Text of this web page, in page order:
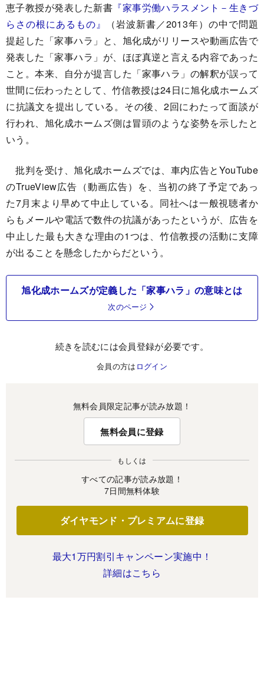
恵子教授が発表した新書 『家事労働ハラスメント－生きづ
らさの根にあるもの』
（岩波新書／2013年）の中で問題
提起した「家事ハラ」と、旭化成がリリースや動画広告で
発表した「家事ハラ」が、ほぼ真逆と言える内容であった
こと。本来、自分が提言した「家事ハラ」の解釈が誤って
世間に伝わったとして、竹信教授は24日に旭化成ホームズ
に抗議文を提出している。その後、2回にわたって面談が
行われ、旭化成ホームズ側は冒頭のような姿勢を示したと
いう。
批判を受け、旭化成ホームズでは、車内広告とYouTube
のTrueView広告（動画広告）を、当初の終了予定であっ
た7月末より早めて中止している。同社へは一般視聴者か
らもメールや電話で数件の抗議があったというが、広告を
中止した最も大きな理由の1つは、竹信教授の活動に支障
が出ることを懸念したからだという。
旭化成ホームズが定義した「家事ハラ」の意味とは
次のページ
続きを読むには会員登録が必要です。
会員の方は ログイン
無料会員限定記事が読み放題！
無料会員に登録
もしくは
すべての記事が読み放題！
7日間無料体験
ダイヤモンド・プレミアムに登録
最大1万円割引キャンペーン実施中！
詳細はこちら